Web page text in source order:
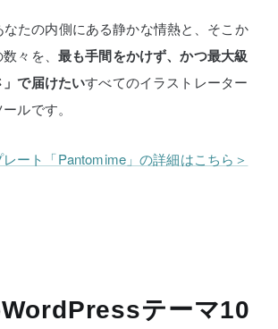
たの内側にある静かな情熱と、そこか
々を、 最も手間をかけず、かつ最大級
で届けたいすべてのイラストレーター
ルです。
ート「Pantomime」の詳細はこちら＞
テーマ10